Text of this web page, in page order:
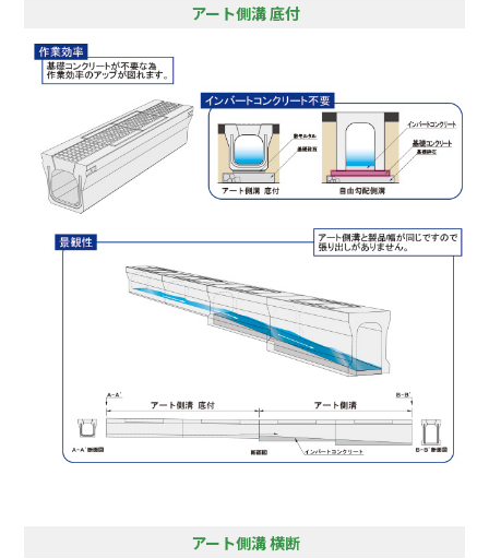
アート側溝 底付
アート側溝 横断